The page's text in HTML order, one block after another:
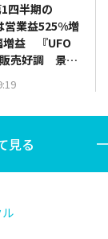
四半期の
営業益525%増
増益 『UFO
販売好調 景品
見る